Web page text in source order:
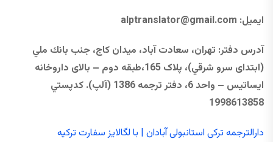
ایمیل:
alptranslator@gmail.com
آدرس دفتر: تهران، سعادت آباد، ميدان كاج، جنب بانك ملي
(ابتدای سرو شرقي)، پلاک 165،طبقه دوم – بالای داروخانه
ایساتیس – واحد 6، دفتر ترجمه 1386 (آلپ)
. كدپستي
1998613858
دارالترجمه ترکی استانبولی آبادان | با لگالایز سفارت ترکیه